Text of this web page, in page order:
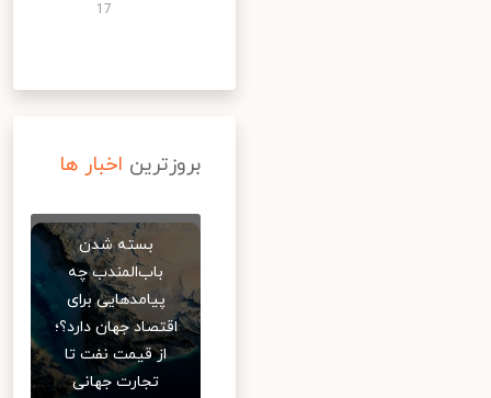
17
بروزترین اخبار ها
بسته شدن
باب‌المندب چه
پیامدهایی برای
اقتصاد جهان دارد؟؛
از قیمت نفت تا
تجارت جهانی